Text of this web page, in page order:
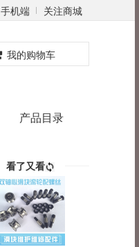
手机端 关注商城
我的购物车
产品目录
看了又看